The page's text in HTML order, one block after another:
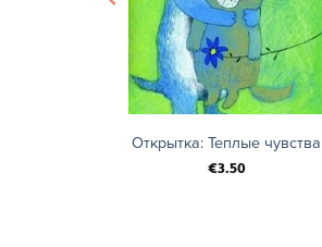
+
Открытка: Теплые чувства
€3.50